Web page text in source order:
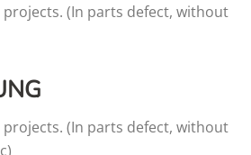
projects. (In parts defect, without
projects. (In parts defect, without